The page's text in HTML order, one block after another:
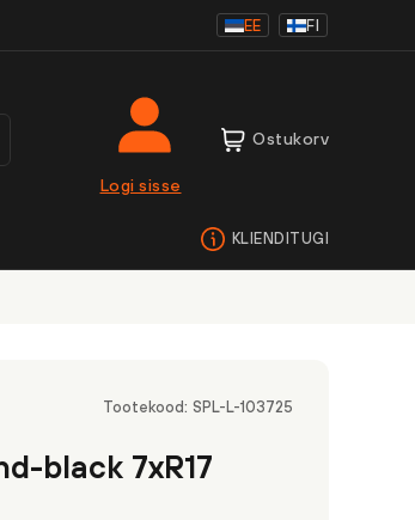
EE FI
Logi sisse
Ostukorv
KLIENDITUGI
Tootekood: SPL-L-103725
black 7xR17